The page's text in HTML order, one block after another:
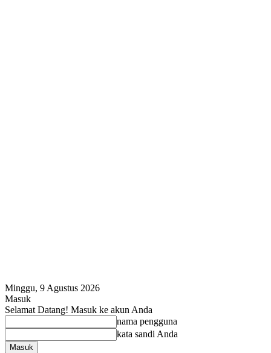
Minggu, 9 Agustus 2026
Masuk
Selamat Datang! Masuk ke akun Anda
nama pengguna
kata sandi Anda